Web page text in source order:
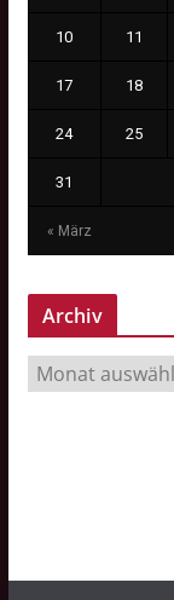
« März
10 11
17 18
24 25
31
Archiv